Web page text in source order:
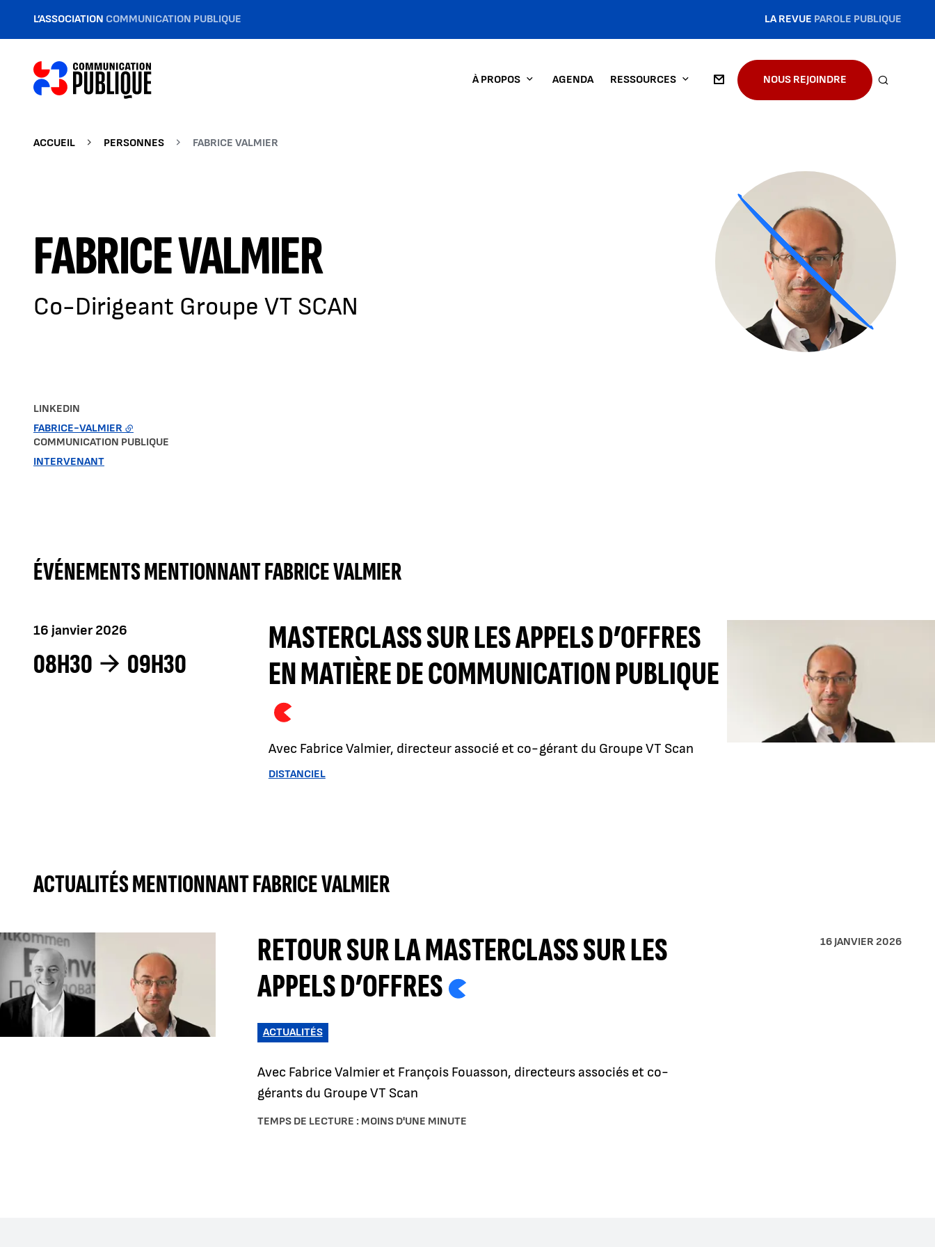
L’ASSOCIATION COMMUNICATION PUBLIQUE LA REVUE PAROLE PUBLIQUE
À PROPOS AGENDA RESSOURCES NOUS REJOINDRE
ACCUEIL PERSONNES FABRICE VALMIER
FABRICE VALMIER
Co-Dirigeant Groupe VT SCAN
Agrandir
COMMUNICATION PUBLIQUE
INTERVENANT
LINKEDIN
FABRICE-VALMIER
ÉVÉNEMENTS MENTIONNANT FABRICE VALMIER
MASTERCLASS SUR LES APPELS D’OFFRES
EN MATIÈRE DE COMMUNICATION PUBLIQUE
16 janvier 2026
08H30 09H30
Avec Fabrice Valmier, directeur associé et co-gérant du Groupe VT Scan
DISTANCIEL
ACTUALITÉS MENTIONNANT FABRICE VALMIER
RETOUR SUR LA MASTERCLASS SUR LES
APPELS D’OFFRES
Avec Fabrice Valmier et François Fouasson, directeurs associés et co-
gérants du Groupe VT Scan
ACTUALITÉS
16 JANVIER 2026
TEMPS DE LECTURE : MOINS D'UNE MINUTE